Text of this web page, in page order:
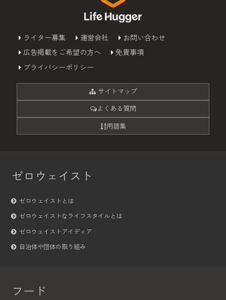
ライター募集 運営会社
お問い合わせ
広告掲載をご希望の方へ
免責事項
プライバシーポリシー
サイトマップ
よくある質問
用語集
ゼロウェイスト
ゼロウェイストとは
ゼロウェイストなライフスタイルとは
ゼロウェイストアイディア
自治体や団体の取り組み
フード